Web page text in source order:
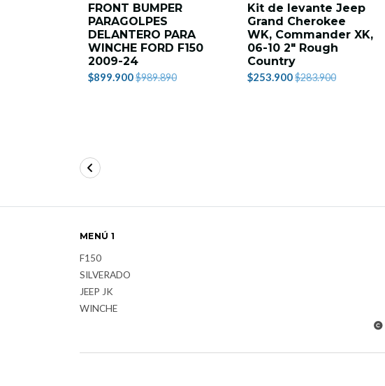
FRONT BUMPER
PARAGOLPES
DELANTERO PARA
WINCHE FORD F150
2009-24
$899.900$989.890
Kit de levante Jeep
Grand Cherokee
WK, Commander XK,
06-10 2" Rough
Country
$253.900$283.900
MENÚ 1
F150
SILVERADO
JEEP JK
WINCHE